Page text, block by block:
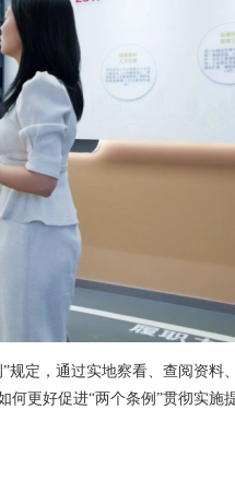
规定，通过实地察看、查阅资料
更好促进“两个条例”贯彻实施